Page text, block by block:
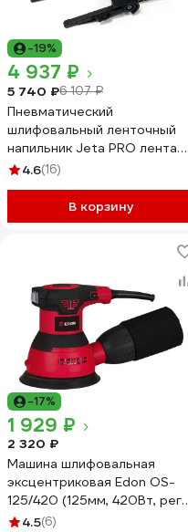
-19%
4 937 ₽
5 740 ₽6 107 ₽
Пневматический
шлифовальный ленточный
напильник Jeta PRO лента
10x330 мм J-3030
4.6(16)
В корзину
-17%
1 929 ₽
2 320 ₽
Машина шлифовальная
эксцентриковая Edon OS-
125/420 (125мм, 420Вт, рег-
ка оборотов 8000-
4.5(6)